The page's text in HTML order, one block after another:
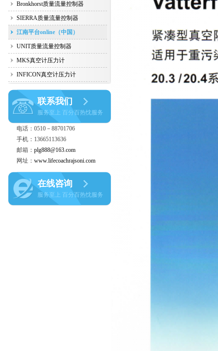
Bronkhorst质量流量控制器
SIERRA质量流量控制器
江南平台online（中国）
UNIT质量流量控制器
MKS真空计压力计
INFICON真空计压力计
联系我们
服务至上 百分百热忱服务
电话：0510－88701706
手机：13665113636
邮箱： plg888@163.com
网址： www.lifecoachrajsoni.com
在线咨询
服务至上 百分百热忱服务